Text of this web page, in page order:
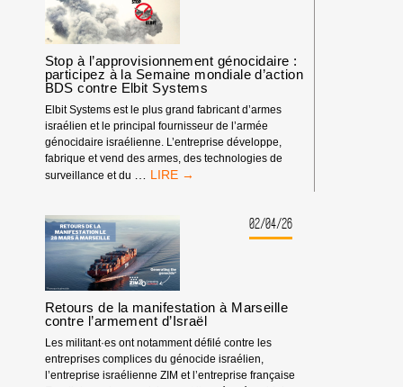
PARTENAIRE
FESTIVALS
Stop à l’approvisionnement génocidaire :
participez à la Semaine mondiale d’action
BDS contre Elbit Systems
Elbit Systems est le plus grand fabricant d’armes
israélien et le principal fournisseur de l’armée
génocidaire israélienne. L’entreprise développe,
fabrique et vend des armes, des technologies de
surveillance et du
STOP
GÉNOCIDAIRE
:
PARTICIPEZ
À
LA
SEMAINE
MONDIALE
D’ACTION
BDS
CONTRE
ELBIT
02/04/26
Retours de la manifestation à Marseille
contre l’armement d’Israël
Les militant·es ont notamment défilé contre les
entreprises complices du génocide israélien,
l’entreprise israélienne ZIM et l’entreprise française